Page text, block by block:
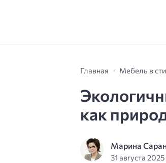
Главная Мебель в
как
Марина
31 августа 2025